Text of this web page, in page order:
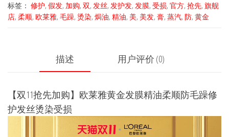
标签： 修护, 假发, 加购, 双, 发丝, 发护发, 发膜, 受损, 官方, 抢先, 旗舰
店, 柔顺, 欧莱雅, 毛躁, 烫染, 焗油, 精油, 美, 美发, 膏, 蒸汽, 防, 黄金
描述 用户评价 (0)
【双11抢先加购】欧莱雅黄金发膜精油柔顺防毛躁修
护发丝烫染受损